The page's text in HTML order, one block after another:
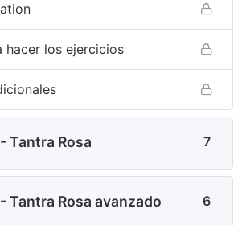
hacer los ejercicios
Tantra Rosa 7
Tantra Rosa avanzado 6